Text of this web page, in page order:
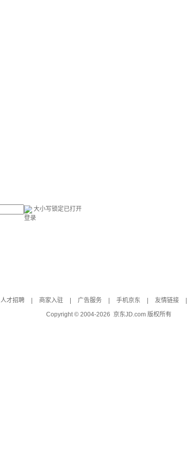
大小写锁定已打开
登录
人才招聘 商家入驻 广告服务 手机京东 友情链接
Copyright © 2004-2026 京东JD.com 版权所有